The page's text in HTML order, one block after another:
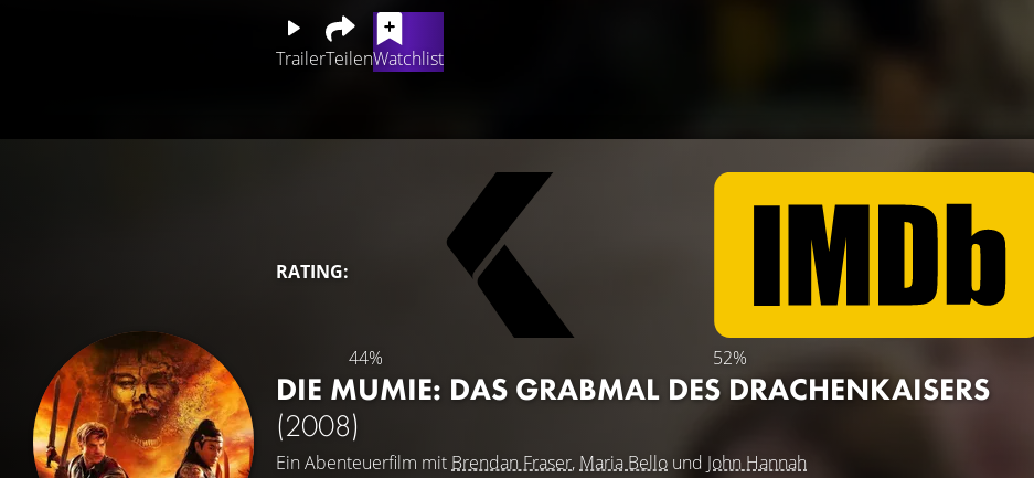
TrailerTeilenWatchlist
RATING:
44% 52%
DIE MUMIE: DAS GRABMAL DES DRACHENKAISERS
(2008)
Ein Abenteuerfilm mit Brendan Fraser, Maria Bello und John Hannah